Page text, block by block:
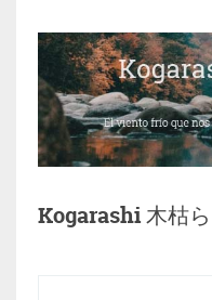
Kogarashi 木枯